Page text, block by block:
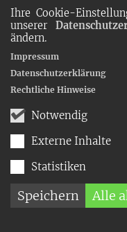
Ihre Cookie-
unserer
ändern.
Notwendig
Externe Inhalte
Statistiken
Speichern Alle
Impressum
Datenschutzerklärung
Rechtliche Hinweise